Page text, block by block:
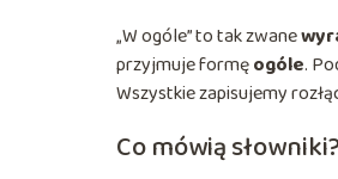
„W ogóle” to tak zwane
przyjmuje formęogóle.
Wszystkie zapisujemy
Co mówią